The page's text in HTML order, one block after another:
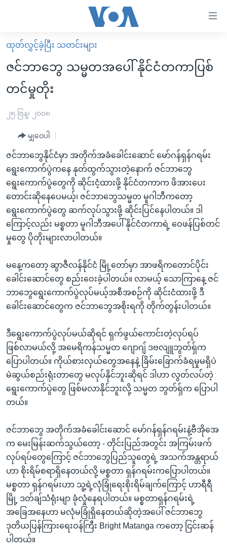
လွယ်ကူ
စေ
သည့်
များ
အကြောင်းအရာ
ကျော်
ကြည့်
ပင်မ
ညွန်း
ကြည့်
ရှာဖွေ
ရန်
နေရာ
ကျော်
မူလစာမျက်နှာ
မြန်မာ
ကမ္ဘာ့သတင်းများ
နိုင်ငံတကာ
အစ္စရေး-ပါလက်စတိုင်း
ဗွီဒီယို
ရပ်ဝန်းတခု လမ်းတခု အလွန်
အင်္ဂလိပ်စာလေ့လာမယ်
အမေရိကန်သုံးအီဒီယံ
မကြေးမုံရဲ့ အင်္ဂလိပ်စာ
ရုပ်ရှင်ထဲက အင်္ဂလိပ်စာ
သုတပဒေသာ အင်္ဂလိပ်စာ
အပတ်စဉ်ကဏ္ဍများ
ရေဒီယို
တီဗွီ
ရေဒီယိုနှင့်ရုပ်သံ အချက်အလက်များ
ရေဒီယို/တီဗွီအစီအစဉ်
Learning English
ဗွီအိုအေ လူမှုကွန်ယက်များ
ထုတ်လွှင့်ခဲ့ပြီး သတင်းများ
ဇင်ဘာဘွေ သမ္မတအပေါ် နိုင်ငံတကာပြစ်
တင်မှုတိုး
၂၅ ဇြန္၊ ၂၀၀၈
မျှဝေပါ
ဇင်ဘာဘွေနိုင်ငံမှာ အတိုက်အခံခေါင်းဆောင် မော်ဂန်ရှန်ဂရမ်း
ရွေးကောက်ပွဲကနေ နုတ်ထွက်သွားတဲ့နောက် ဇင်ဘာဘွေ
ရွေးကောက်ပွဲတွေကို ဆိုင်းငံ့ထားဖို့ နိုင်ငံတကာက ဖိအားပေး
တောင်းဆိုနေပေမယ့်၊ ဇင်ဘာဘွေသမ္မတ မူဂါဘီကတော့
ရွေးကောက်ပွဲတွေ ဆက်လုပ်သွားဖို့ ဆိုင်းပြင်နေပါတယ်။ ဒါ
ကြောင့်လည်း မစ္စတာ မူဂါဘီအပေါ် နိုင်ငံတကာရဲ့ ဝေဖန်ပြစ်တင်
မှုတွေ ပိုတိုးများလာပါတယ်။
မနေ့ကတော့ ဆွာဇီလန်နိုင်ငံ မြို့တော်မှာ အာဖရိကတောင်ပိုင်း
ခေါင်းဆောင်တွေ စည်းဝေးခဲ့ပါတယ်။ လာမယ့် သောကြာနေ့ ဇင်
ဘာဘွေရွေးကောက်ပွဲလုပ်မယ့်အစီအစဉ်ကို ဆိုင်းငံထားဖို့ ဒီ
ခေါင်းဆောင်တွေက ဇင်ဘာဘွေအစိုးရကို တိုက်တွန်းပါတယ်။
ဒီရွေးကောက်ပွဲလုပ်မယ်ဆိုရင် ရှက်ဖွယ်ကောင်းတဲ့လုပ်ရပ်
ဖြစ်လာမယ်လို့ အမေရိကန်သမ္မတ ဂျောဂျ် ဒဗလျူဘွတ်ရ်ှက
ပြောပါတယ်။ ကိုယ်စားလှယ်တွေအနေနဲ့ ခြိမ်းခြောက်ခံရမှုမရှိပဲ
မဲဆွယ်စည်းရုံးတာတွေ မလုပ်နိုင်ဘူးဆိုရင် ဒါဟာ လွတ်လပ်တဲ့
ရွေးကောက်ပွဲတွေ ဖြစ်မလာနိုင်ဘူးလို့ သမ္မတ ဘွတ်ရ်ှက ပြောပါ
တယ်။
ဇင်ဘာဘွေ အတိုက်အခံခေါင်းဆောင် မော်ဂန်ရှန်ဂရမ်းနဲ့ဗီအိုအေ
က မေးမြန်းဆက်သွယ်တော့ - တိုင်းပြည်အတွင်း အကြမ်းဖက်
လုပ်ရပ်တွေကြောင့် ဇင်ဘာဘွေပြည်သူတွေရဲ့ အသက်အန္တရာယ်
ဟာ စိုးရိမ်စရာရှိနေတယ်လို့ မစ္စတာ ရှန်ဂရမ်းကပြောပါတယ်။
မစ္စတာ ရှန်ဂရမ်းဟာ သူ့ရဲ့လုံခြုံရေးစိုးရိမ်ချက်ကြောင့် ဟာရီရီ
မြို့ ဒတ်ချ်သံရုံးမျာ ခုံလှုံနေရပါတယ်။ မစ္စတာရှန်ဂရမ်းရဲ့
အခြေအနေဟာ မလုံမခြုံရှိနေတယ်ဆိုတဲ့အပေါ် ဇင်ဘာဘွေ
ဒုတိယပြန်ကြားရေးဝန်ကြီး Bright Matanga ကတော့ ငြင်းဆန်
ပါတယ်။